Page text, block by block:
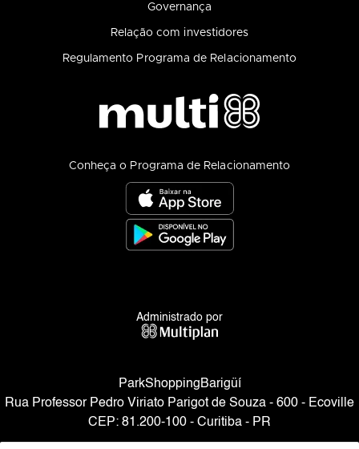
Governança
Relação com investidores
Regulamento Programa de Relacionamento
Conheça o Programa de Relacionamento
Administrado por
ParkShoppingBarigüí
Rua Professor Pedro Viriato Parigot de Souza - 600 - Ecoville
CEP: 81.200-100 - Curitiba - PR